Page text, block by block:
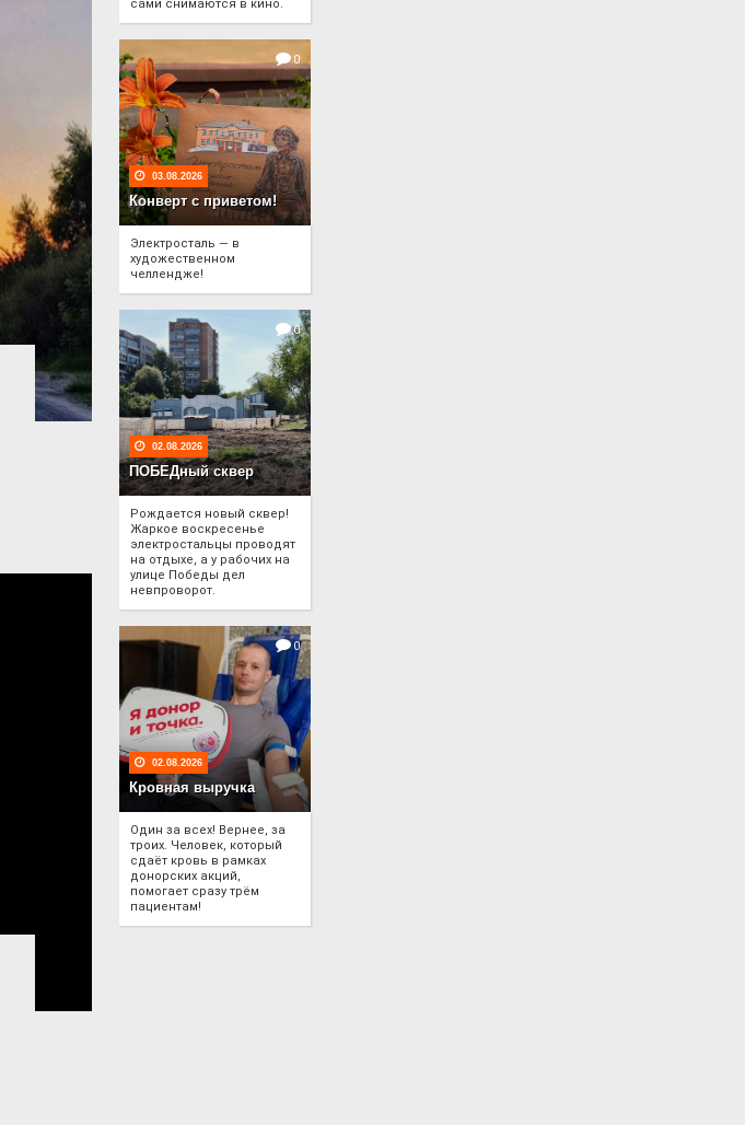
сами снимаются в кино.
0
03.08.2026
Конверт с приветом!
Электросталь — в
художественном
челлендже!
0
02.08.2026
ПОБЕДный сквер
Рождается новый сквер!
Жаркое воскресенье
электростальцы проводят
на отдыхе, а у рабочих на
улице Победы дел
невпроворот.
0
02.08.2026
Кровная выручка
Один за всех! Вернее, за
троих. Человек, который
сдаёт кровь в рамках
донорских акций,
помогает сразу трём
пациентам!